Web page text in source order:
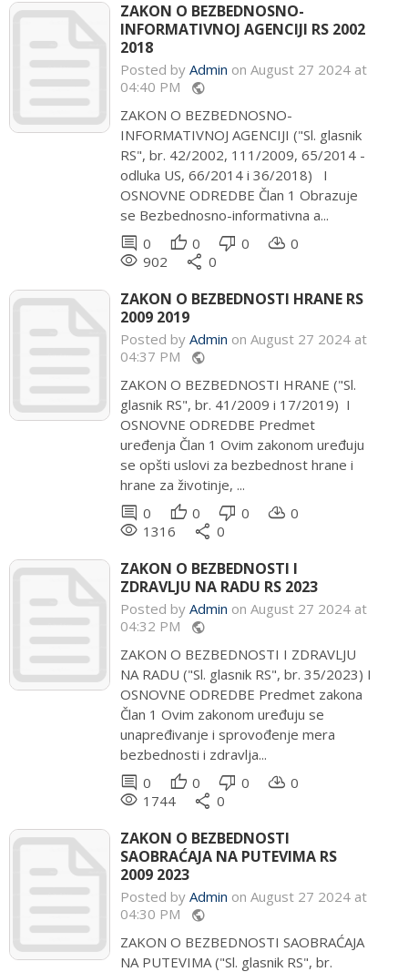
ZAKON O BEZBEDNOSNO-
INFORMATIVNOJ AGENCIJI RS 2002
2018
Posted by Admin on August 27 2024 at
04:40 PM public
ZAKON O BEZBEDNOSNO-
INFORMATIVNOJ AGENCIJI ("Sl. glasnik
RS", br. 42/2002, 111/2009, 65/2014 -
odluka US, 66/2014 i 36/2018) I
OSNOVNE ODREDBE Član 1 Obrazuje
se Bezbednosno-informativna a...
comment 0 thumb_up 0 thumb_down 0 cloud_download 0
remove_red_eye 902 share 0
ZAKON O BEZBEDNOSTI HRANE RS
2009 2019
Posted by Admin on August 27 2024 at
04:37 PM public
ZAKON O BEZBEDNOSTI HRANE ("Sl.
glasnik RS", br. 41/2009 i 17/2019) I
OSNOVNE ODREDBE Predmet
uređenja Član 1 Ovim zakonom uređuju
se opšti uslovi za bezbednost hrane i
hrane za životinje, ...
comment 0 thumb_up 0 thumb_down 0 cloud_download 0
remove_red_eye 1316 share 0
ZAKON O BEZBEDNOSTI I
ZDRAVLJU NA RADU RS 2023
Posted by Admin on August 27 2024 at
04:32 PM public
ZAKON O BEZBEDNOSTI I ZDRAVLJU
NA RADU ("Sl. glasnik RS", br. 35/2023) I
OSNOVNE ODREDBE Predmet zakona
Član 1 Ovim zakonom uređuju se
unapređivanje i sprovođenje mera
bezbednosti i zdravlja...
comment 0 thumb_up 0 thumb_down 0 cloud_download 0
remove_red_eye 1744 share 0
ZAKON O BEZBEDNOSTI
SAOBRAĆAJA NA PUTEVIMA RS
2009 2023
Posted by Admin on August 27 2024 at
04:30 PM public
ZAKON O BEZBEDNOSTI SAOBRAĆAJA
NA PUTEVIMA ("Sl. glasnik RS", br.